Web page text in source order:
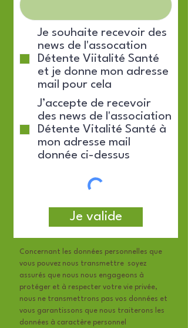
Je souhaite recevoir des
news de l'assocation
Détente Viitalité Santé
et je donne mon adresse
mail pour cela
J’accepte de recevoir
des news de l'association
Détente Vitalité Santé à
mon adresse mail
donnée ci-dessus
Je valide
​Concernant les données personnelles que
vous pouvez nous transmettre soyez
assurés que nous nous engageons à
protéger et à respecter votre vie privée,
nous ne transmettrons pas vos données et
vous garantissons que nous traiterons les
données à caractère personnel